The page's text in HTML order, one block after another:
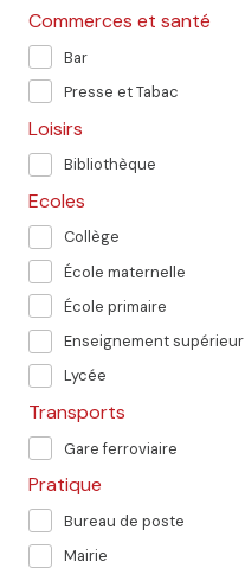
Commerces et santé
Bar
Presse et Tabac
Loisirs
Bibliothèque
Ecoles
Collège
École maternelle
École primaire
Enseignement supérieur
Lycée
Transports
Gare ferroviaire
Pratique
Bureau de poste
Mairie